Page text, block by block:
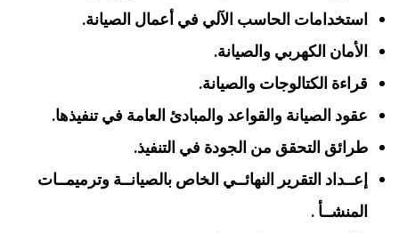
استخدامات الحاسب الآلي في أعمال الصيانة.
الأمان الكهربي والصيانة.
قراءة الكتالوجات والصيانة.
عقود الصيانة والقواعد والمبادئ العامة في تنفيذها.
طرائق التحقق من الجودة في التنفيذ.
إعــداد التقرير النهائــي الخاص بالصيانــة وترميمــات
المنشــأ .